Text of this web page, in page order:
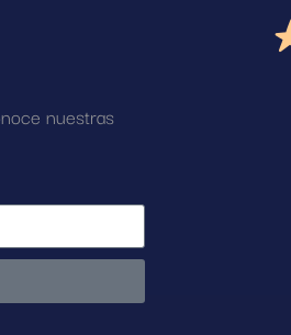
nuestras